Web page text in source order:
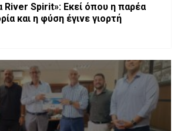
River Spirit»: Εκεί όπου η παρέα
και η φύση έγινε γιορτή